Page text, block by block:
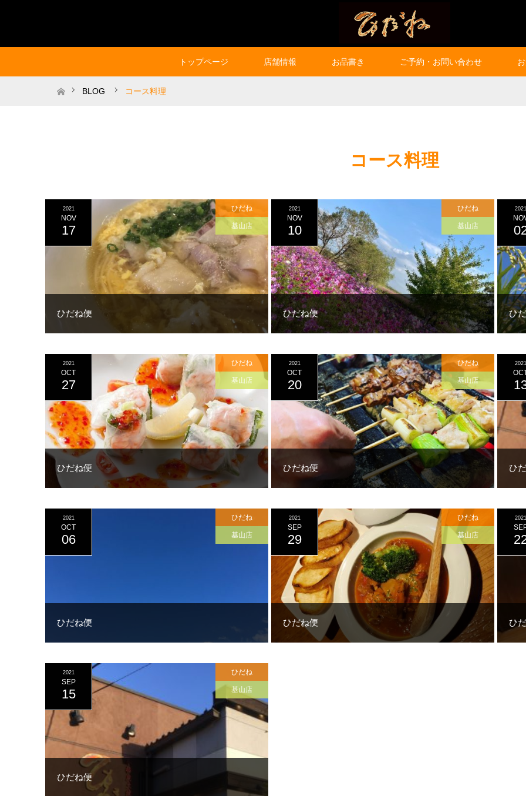
トップページ 店舗情報 お品書き ご予約・お問い合わせ
ホームBLOG コース料理
コース料理
ひだね便
2021
NOV
17
ひだね
基山店
ひだね便
2021
NOV
10
ひだね
基山店
ひ
2021
ひだね便
2021
OCT
27
ひだね
基山店
ひだね便
2021
OCT
20
ひだね
基山店
ひ
2021
ひだね便
2021
OCT
06
ひだね
基山店
ひだね便
2021
SEP
29
ひだね
基山店
ひ
2021
ひだね便
2021
SEP
15
ひだね
基山店